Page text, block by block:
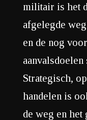
militair is het
afgelegde
en de nog
Strategisch,
handelen is
de weg en